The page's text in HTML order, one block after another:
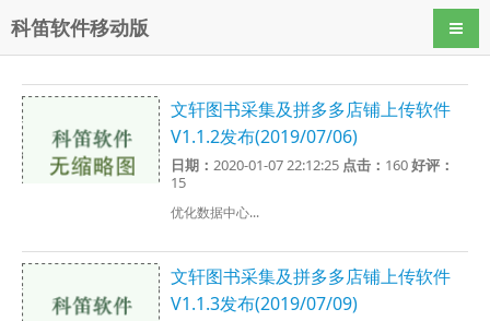
科笛软件移动版 导航
文轩图书采集及拼多多店铺上传软件
V1.1.2发布(2019/07/06)
日期：2020-01-07 22:12:25 点击： 160好评：
15
优化数据中心...
文轩图书采集及拼多多店铺上传软件
V1.1.3发布(2019/07/09)